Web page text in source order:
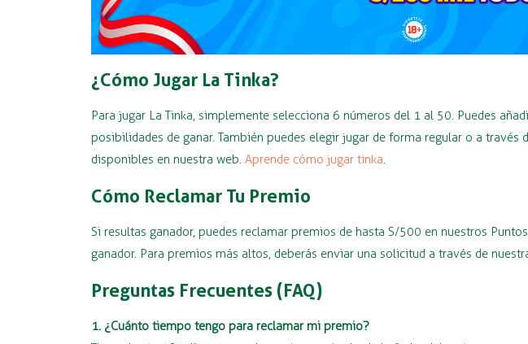
¿Cómo Jugar La Tinka?
Para jugar La Tinka, simplemente selecciona 6 números del 1 al 50. Puedes
posibilidades de ganar. También puedes elegir jugar de forma regular o a través
disponibles en nuestra web. Aprende cómo jugar tinka.
Cómo Reclamar Tu Premio
Si resultas ganador, puedes reclamar premios de hasta S/500 en nuestros
ganador. Para premios más altos, deberás enviar una solicitud a través de
Preguntas Frecuentes (FAQ)
1. ¿Cuánto tiempo tengo para reclamar mi premio?